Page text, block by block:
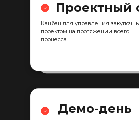
Канбан для управления
проектом на протяжении всего
процесса
Проектный
Демо-день
Чем курс
от других